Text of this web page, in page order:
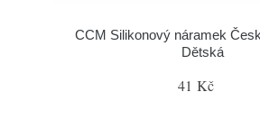
CCM Silikonový náramek
Dětská
41 Kč